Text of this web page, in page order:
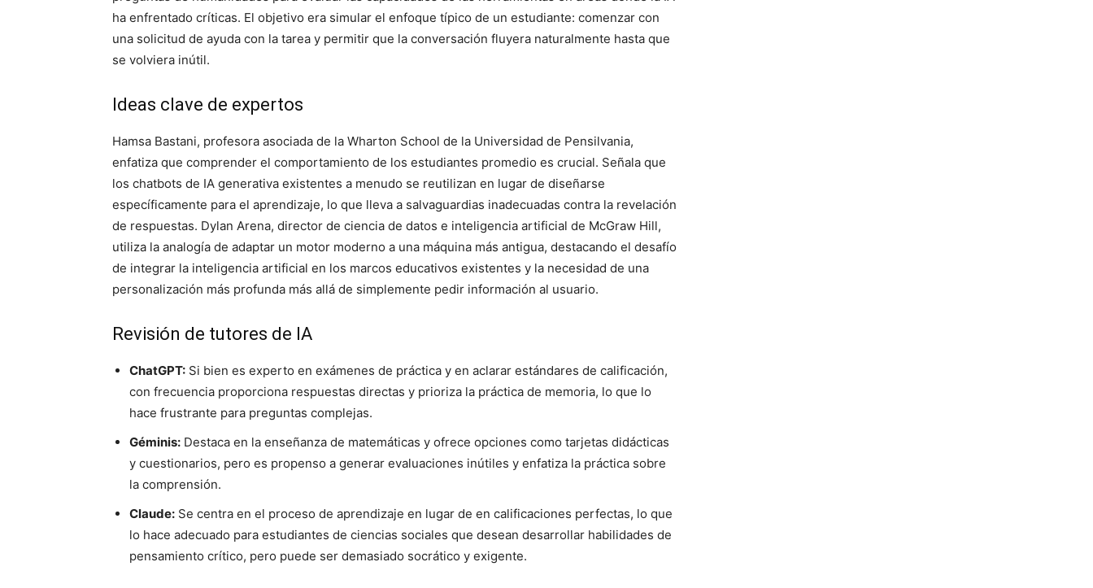
ha enfrentado críticas. El objetivo era simular el enfoque típico de un estudiante: comenzar con
una solicitud de ayuda con la tarea y permitir que la conversación fluyera naturalmente hasta que
se volviera inútil.
Ideas clave de expertos
Hamsa Bastani, profesora asociada de la Wharton School de la Universidad de Pensilvania,
enfatiza que comprender el comportamiento de los estudiantes promedio es crucial. Señala que
los chatbots de IA generativa existentes a menudo se reutilizan en lugar de diseñarse
específicamente para el aprendizaje, lo que lleva a salvaguardias inadecuadas contra la revelación
de respuestas. Dylan Arena, director de ciencia de datos e inteligencia artificial de McGraw Hill,
utiliza la analogía de adaptar un motor moderno a una máquina más antigua, destacando el desafío
de integrar la inteligencia artificial en los marcos educativos existentes y la necesidad de una
personalización más profunda más allá de simplemente pedir información al usuario.
Revisión de tutores de IA
ChatGPT: Si bien es experto en exámenes de práctica y en aclarar estándares de calificación,
con frecuencia proporciona respuestas directas y prioriza la práctica de memoria, lo que lo
hace frustrante para preguntas complejas.
Géminis: Destaca en la enseñanza de matemáticas y ofrece opciones como tarjetas didácticas
y cuestionarios, pero es propenso a generar evaluaciones inútiles y enfatiza la práctica sobre
la comprensión.
Claude: Se centra en el proceso de aprendizaje en lugar de en calificaciones perfectas, lo que
lo hace adecuado para estudiantes de ciencias sociales que desean desarrollar habilidades de
pensamiento crítico, pero puede ser demasiado socrático y exigente.